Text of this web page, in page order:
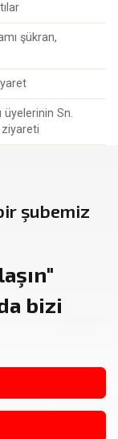
şükran,
Sn.
ziyareti
şubemiz
bizi